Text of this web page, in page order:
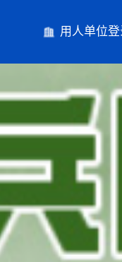
用人单位登